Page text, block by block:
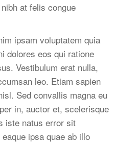
at felis congue
ipsam voluptatem quia
dolores eos qui ratione
Vestibulum erat nulla,
leo. Etiam sapien
Sed convallis magna eu
in, auctor et, scelerisque
iste natus error sit
ipsa quae ab illo